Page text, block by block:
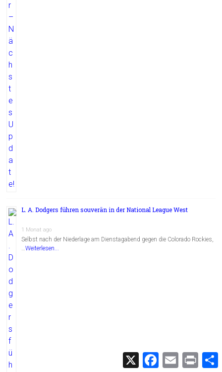
L. A. Dodgers führen souverän in der National League West
1 Monat ago
Selbst nach der Niederlage am Dienstagabend gegen die Colorado Rockies,
…Weiterlesen...
X
F
E
m
P